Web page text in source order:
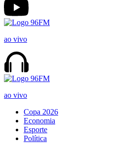
ao vivo
ao vivo
Copa 2026
Economia
Esporte
Política